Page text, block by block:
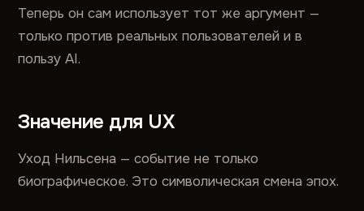
Теперь он сам использует тот же аргумент —
только против реальных пользователей и в
пользу AI.
Значение для UX
Уход Нильсена — событие не только
биографическое. Это символическая смена эпох.